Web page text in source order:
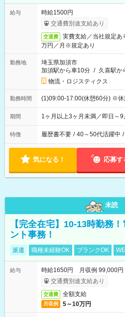
給与
時給1500円
交通費別途支給あり
交通費
実費支給／当社規定あ
万円／月※規定あり
勤務地
埼玉県加須市
加須駅から車10分 / 久喜駅か
物流・ロジスティクス
勤務時間 (1)09:00-17:00(休憩60分) ※休
期間 1ヶ月以上3ヶ月未満／即日～
特徴 履歴書不要 / 40～50代活躍中 /
気になる！ 応募す
未読
【完全在宅】10-13時勤務
ント事務！
派遣 職種未経験OK ブランクOK
給与
時給1650円 月収例 99,000円
交通費別途支給あり
交通費 全額支給
月収例 5～10万円